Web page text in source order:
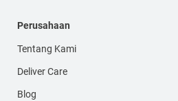
Perusahaan
Tentang Kami
Deliver Care
Blog